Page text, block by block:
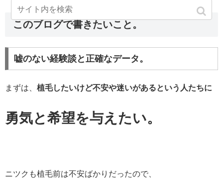
このブログで書きたいこと。
嘘のない経験談と正確なデータ。
まずは、 植毛したいけど不安や迷いがあるという人たちに
勇気と希望を与えたい。
ニツクも植毛前は不安ばかりだったので、